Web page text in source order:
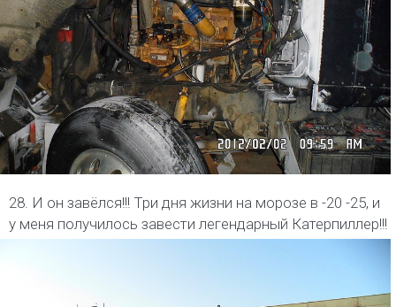
28. И он завёлся!!! Три дня жизни на морозе в -20 -25, и
у меня получилось завести легендарный Катерпиллер!!!